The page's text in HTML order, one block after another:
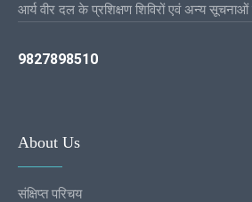
आर्य वीर दल के प्रशिक्षण शिविरों एवं अन्य
9827898510
About Us
संक्षिप्त परिचय